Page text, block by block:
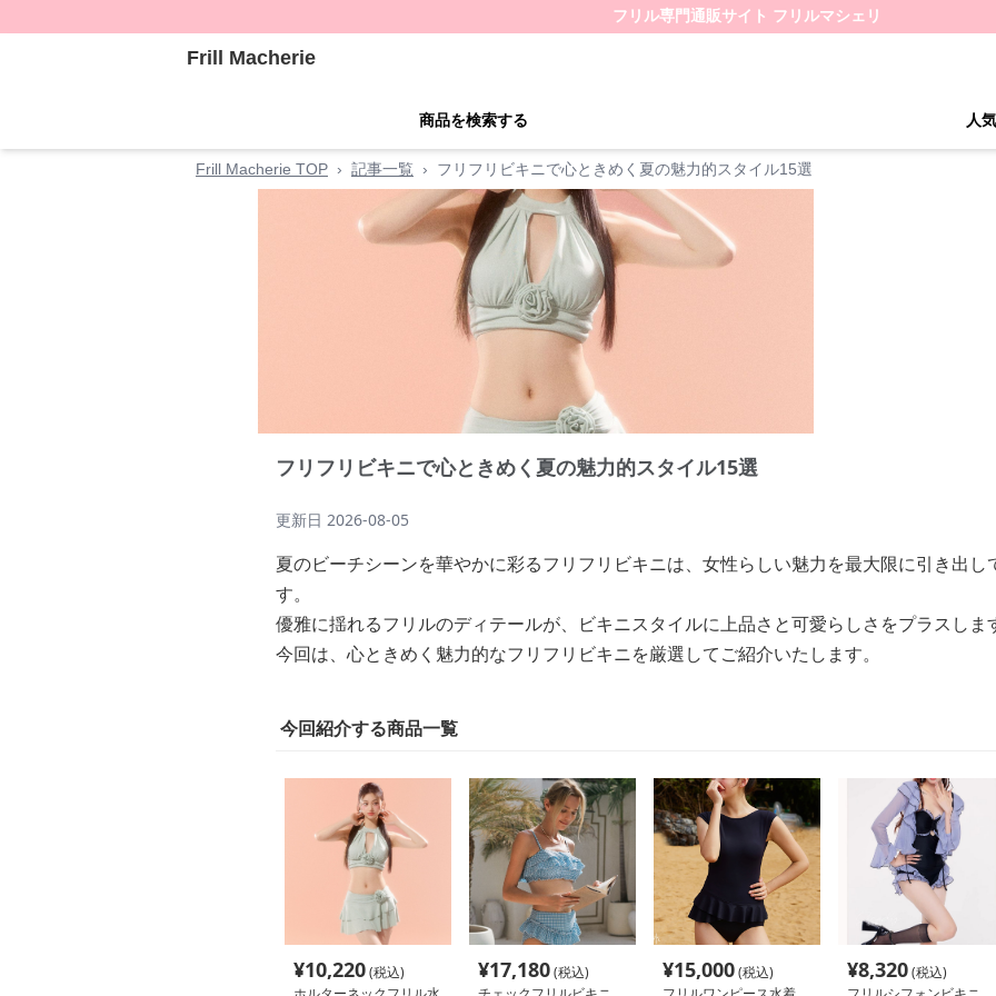
フリル専門通販サイト フリルマシェリ
Frill Macherie
商品を検索する 人
Frill Macherie TOP › 記事一覧 › フリフリビキニで心ときめく夏の魅力的スタイル15選
フリフリビキニで心ときめく夏の魅力的スタイル15選
更新日 2026-08-05
夏のビーチシーンを華やかに彩るフリフリビキニは、女性らしい魅力を最大限に引き出
す。
優雅に揺れるフリルのディテールが、ビキニスタイルに上品さと可愛らしさをプラスしま
今回は、心ときめく魅力的なフリフリビキニを厳選してご紹介いたします。
今回紹介する商品一覧
¥10,220(税込)
¥17,180(税込)
¥15,000(税込)
¥8,320(税込)